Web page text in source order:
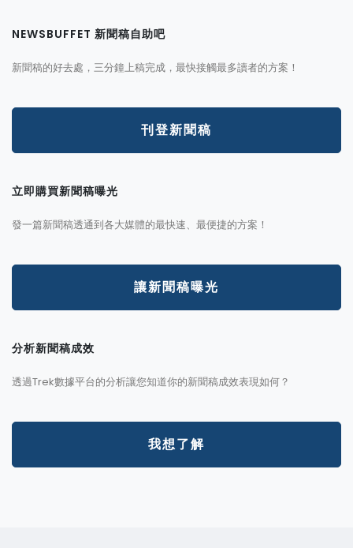
NEWSBUFFET 新聞稿自助吧
新聞稿的好去處，三分鐘上稿完成，最快接觸最多讀者的方案！
刊登新聞稿
立即購買新聞稿曝光
發一篇新聞稿透通到各大媒體的最快速、最便捷的方案！
讓新聞稿曝光
分析新聞稿成效
透過Trek數據平台的分析讓您知道你的新聞稿成效表現如何？
我想了解